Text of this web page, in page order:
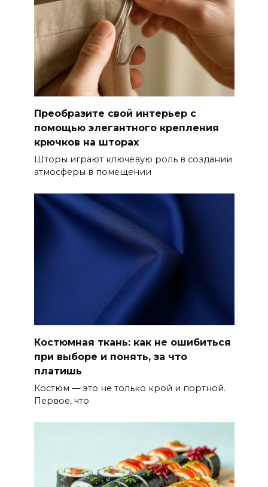
Преобразите свой интерьер с
помощью элегантного крепления
крючков на шторах
Шторы играют ключевую роль в создании
атмосферы в помещении
Костюмная ткань: как не ошибиться
при выборе и понять, за что
платишь
Костюм — это не только крой и портной.
Первое, что